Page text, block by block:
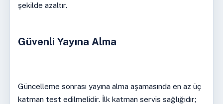
şekilde azaltır.
Güvenli Yayına Alma
Güncelleme sonrası yayına alma aşamasında en az üç
katman test edilmelidir. İlk katman servis sağlığıdır;